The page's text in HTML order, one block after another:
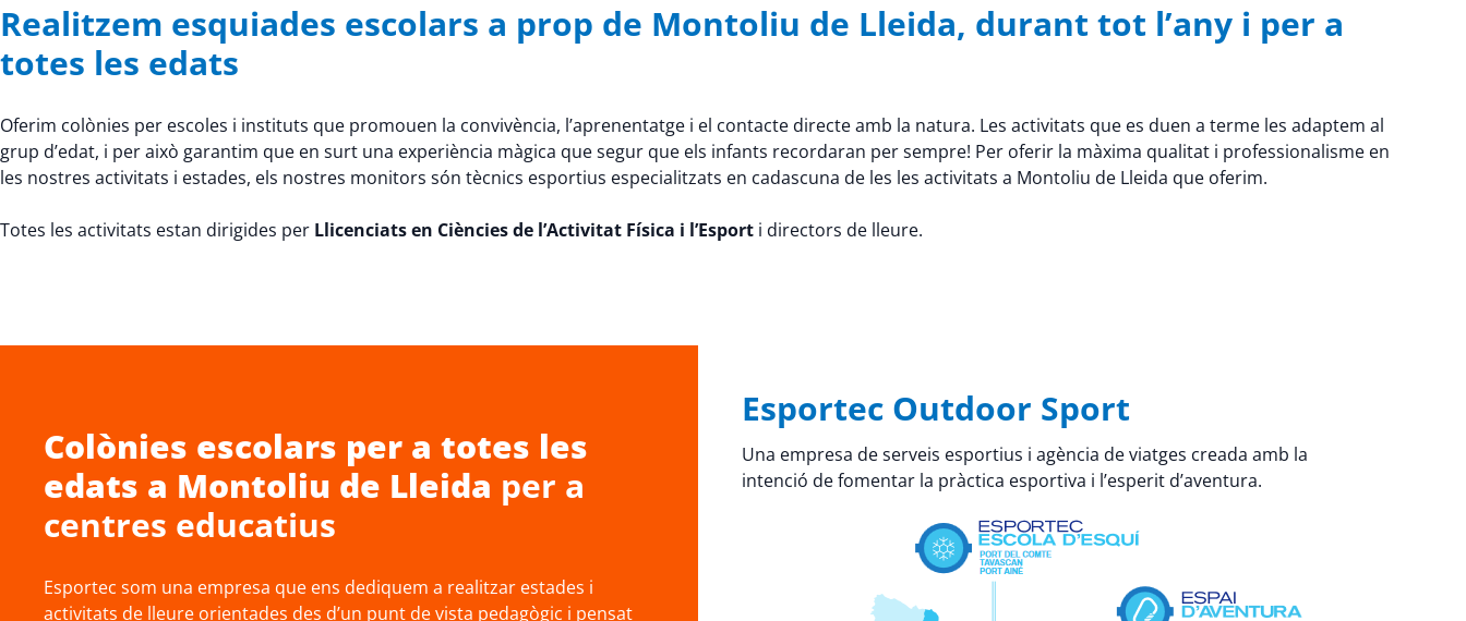
Realitzem esquiades escolars a prop de Montoliu de Lleida, durant tot l’any i per a
totes les edats
Oferim colònies per escoles i instituts que promouen la convivència, l’aprenentatge i el contacte directe amb la natura. Les activitats que es duen a terme les adaptem al
grup d’edat, i per això garantim que en surt una experiència màgica que segur que els infants recordaran per sempre! Per oferir la màxima qualitat i professionalisme en
les nostres activitats i estades, els nostres monitors són tècnics esportius especialitzats en cadascuna de les les activitats a Montoliu de Lleida que oferim.
Totes les activitats estan dirigides per Llicenciats en Ciències de l’Activitat Física i l’Esport i directors de lleure.
Colònies escolars per a totes les
edats a Montoliu de Lleida per a
centres educatius
Esportec som una empresa que ens dediquem a realitzar estades i
activitats de lleure orientades des d’un punt de vista pedagògic i pensat
Esportec Outdoor Sport
Una empresa de serveis esportius i agència de viatges creada amb la
intenció de fomentar la pràctica esportiva i l’esperit d’aventura.